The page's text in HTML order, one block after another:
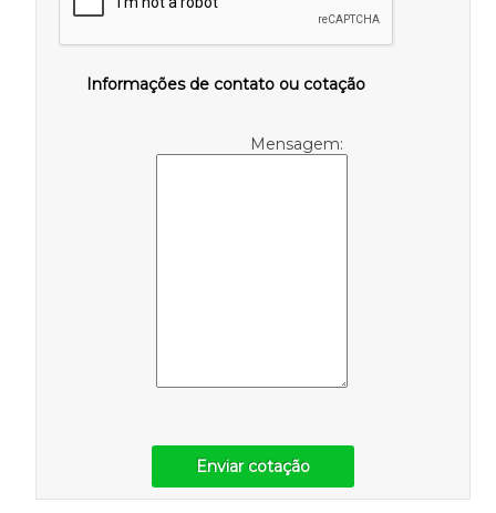
Informações de contato ou cotação
Mensagem:
Enviar cotação